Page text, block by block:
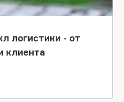
логистики - от
клиента